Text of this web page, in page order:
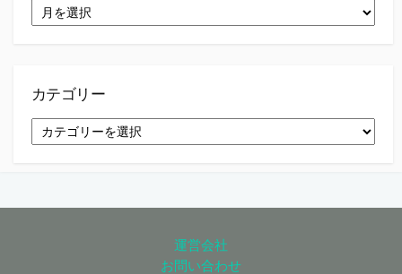
ー
カテゴリー
テ
運営会社
お問い合わせ